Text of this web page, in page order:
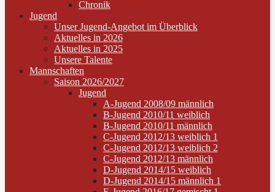
Chronik
Jugend
Unser Jugend-Angebot im Überblick
Aktuelles in 2026
Aktuelles in 2025
Unsere Talente
Mannschaften
Saison 2026/2027
Jugend
A-Jugend 2008/09 männlich
B-Jugend 2010/11 weiblich
B-Jugend 2010/11 männlich
C-Jugend 2012/13 weiblich 1
C-Jugend 2012/13 weiblich 2
C-Jugend 2012/13 männlich
D-Jugend 2014/15 weiblich
D-Jugend 2014/15 männlich 1